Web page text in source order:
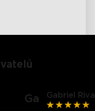
Ga Gabriel